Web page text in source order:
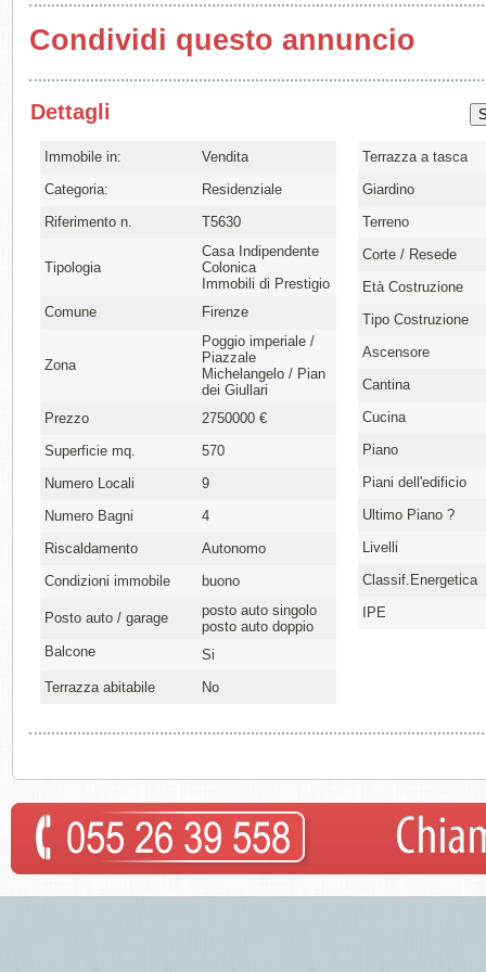
Condividi questo annuncio
Dettagli
Immobile in:
Vendita
Categoria:
Residenziale
Riferimento n.
T5630
Tipologia
Casa Indipendente
Colonica
Immobili di Prestigio
Comune
Firenze
Zona
Poggio imperiale /
Piazzale
Michelangelo / Pian
dei Giullari
Prezzo
2750000 €
Superficie mq.
570
Numero Locali
9
Numero Bagni
4
Riscaldamento
Autonomo
Condizioni immobile
buono
Posto auto / garage
posto auto singolo
posto auto doppio
Balcone
Si
Terrazza abitabile
No
Terrazza a tasca
Giardino
Terreno
Corte / Resede
Età Costruzione
Tipo Costruzione
Ascensore
Cantina
Cucina
Piano
Piani dell'edificio
Ultimo Piano ?
Livelli
Classif.Energetica
IPE